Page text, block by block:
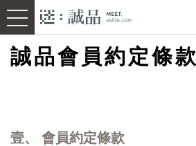
誠品會員約定條款
壹、 會員約定條款